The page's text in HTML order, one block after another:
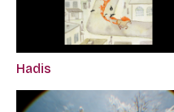
Hadis